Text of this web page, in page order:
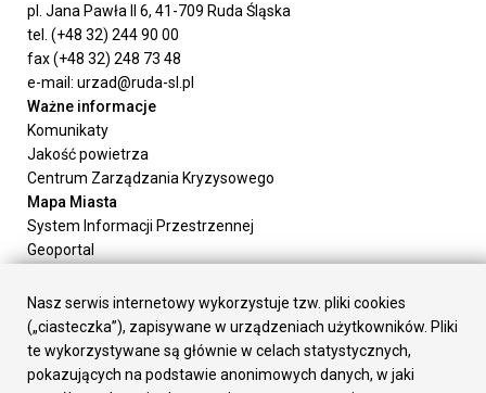
pl. Jana Pawła II 6, 41-709 Ruda Śląska
tel. (+48 32) 244 90 00
fax (+48 32) 248 73 48
e-mail: urzad@ruda-sl.pl
Ważne informacje
Komunikaty
Jakość powietrza
Centrum Zarządzania Kryzysowego
Mapa Miasta
System Informacji Przestrzennej
Geoportal
Załatw sprawę
Prezydent Miasta
Rada Miasta
Wydziały
Nasz serwis internetowy wykorzystuje tzw. pliki cookies
(„ciasteczka”), zapisywane w urządzeniach użytkowników. Pliki
te wykorzystywane są głównie w celach statystycznych,
pokazujących na podstawie anonimowych danych, w jaki